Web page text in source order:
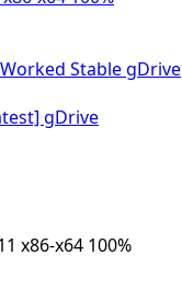
Stable gDrive
gDrive